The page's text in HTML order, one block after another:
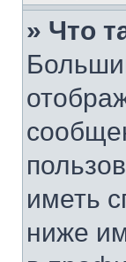
» Что
иметь
ниже